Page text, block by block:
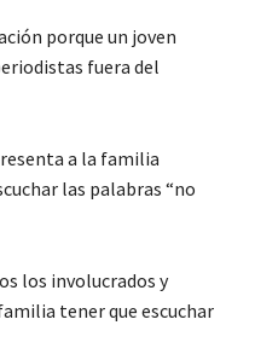
porque un joven
fuera del
a la familia
las palabras “no
los involucrados y
tener que escuchar